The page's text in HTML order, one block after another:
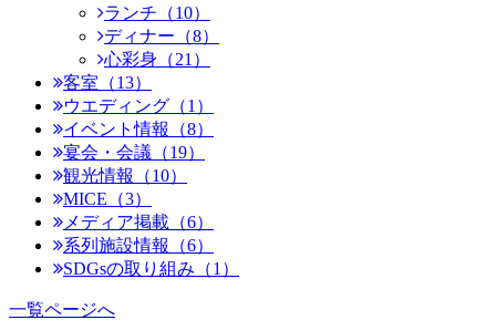
ランチ（10）
ディナー（8）
心彩身（21）
客室（13）
ウエディング（1）
イベント情報（8）
宴会・会議（19）
観光情報（10）
MICE（3）
メディア掲載（6）
系列施設情報（6）
SDGsの取り組み（1）
一覧ページへ